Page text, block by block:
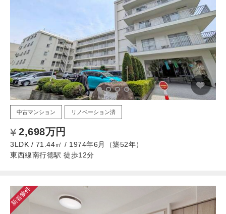
中古マンション リノベーション済
2,698万円
3LDK / 71.44㎡ / 1974年6月（築52年）
東西線南行徳駅 徒歩12分
新着物件